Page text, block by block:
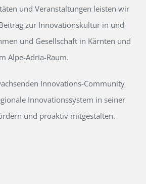
und Veranstaltungen leisten wir
zur Innovationskultur in und
und Gesellschaft in Kärnten und
Alpe-Adria-Raum.
Innovations-Community
Innovationssystem in seiner
und proaktiv mitgestalten.